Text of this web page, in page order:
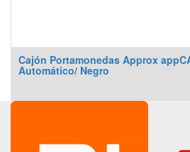
Cajón Portamonedas Approx
Automático/ Negro